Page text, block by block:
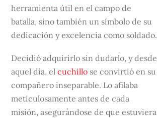
herramienta útil en el campo de
batalla, sino también un símbolo de su
dedicación y excelencia como soldado.
Decidió adquirirlo sin dudarlo, y desde
aquel día, elcuchillo se convirtió en su
compañero inseparable. Lo afilaba
meticulosamente antes de cada
misión, asegurándose de que estuviera